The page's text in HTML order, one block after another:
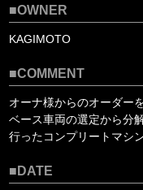
■OWNER
KAGIMOTO
■COMMENT
オーナ様からのオーダー
ベース車両の選定から分
行ったコンプリートマシ
■DATE